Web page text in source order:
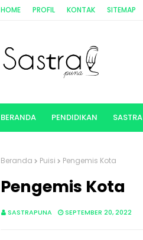
HOME PROFIL KONTAK SITEMAP
BERANDA PENDIDIKAN SASTRA
Beranda Puisi Pengemis Kota
Pengemis Kota
SASTRAPUNA SEPTEMBER 20, 2022